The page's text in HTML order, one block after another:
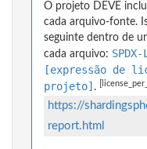
O projeto DEVE
cada arquivo-fonte.
seguinte dentro de
cada arquivo:
[expressão de
projeto] .
https://
report.html